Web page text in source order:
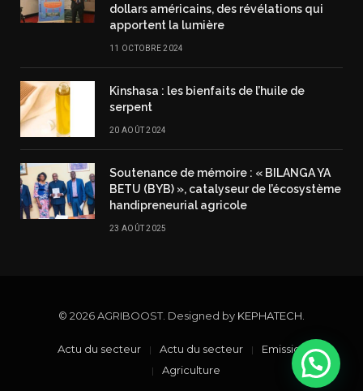
dollars américains, des révélations qui
apportent la lumière
11 OCTOBRE 2024
Kinshasa : les bienfaits de l’huile de
serpent
20 AOÛT 2024
Soutenance de mémoire : « BILANGA YA
BETU (BYB) », catalyseur de l’écosystème
handipreneurial agricole
23 AOÛT 2025
© 2026 AGRIBOOST. Designed by KEPHATECH
Actu du secteur Actu du secteur
Emission TV
Agriculture